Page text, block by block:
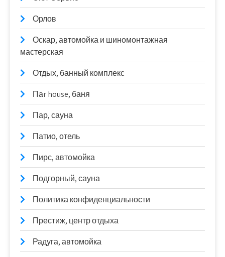
Орлов
Оскар, автомойка и шиномонтажная
мастерская
Отдых, банный комплекс
Паr house, баня
Пар, сауна
Патио, отель
Пирс, автомойка
Подгорный, сауна
Политика конфиденциальности
Престиж, центр отдыха
Радуга, автомойка